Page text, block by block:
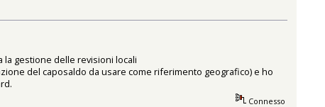
gestione delle revisioni locali
del caposaldo da usare come riferimento geografico) e ho
Connesso